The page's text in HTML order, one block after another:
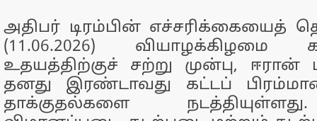
அதிபர் டிரம்பின் எச்சரிக்கையைத்
(11.06.2026) வியாழக்கிழமை
உதயத்திற்குச் சற்று முன்பு, ஈரான்
தனது இரண்டாவது கட்டப்
தாக்குதல்களை